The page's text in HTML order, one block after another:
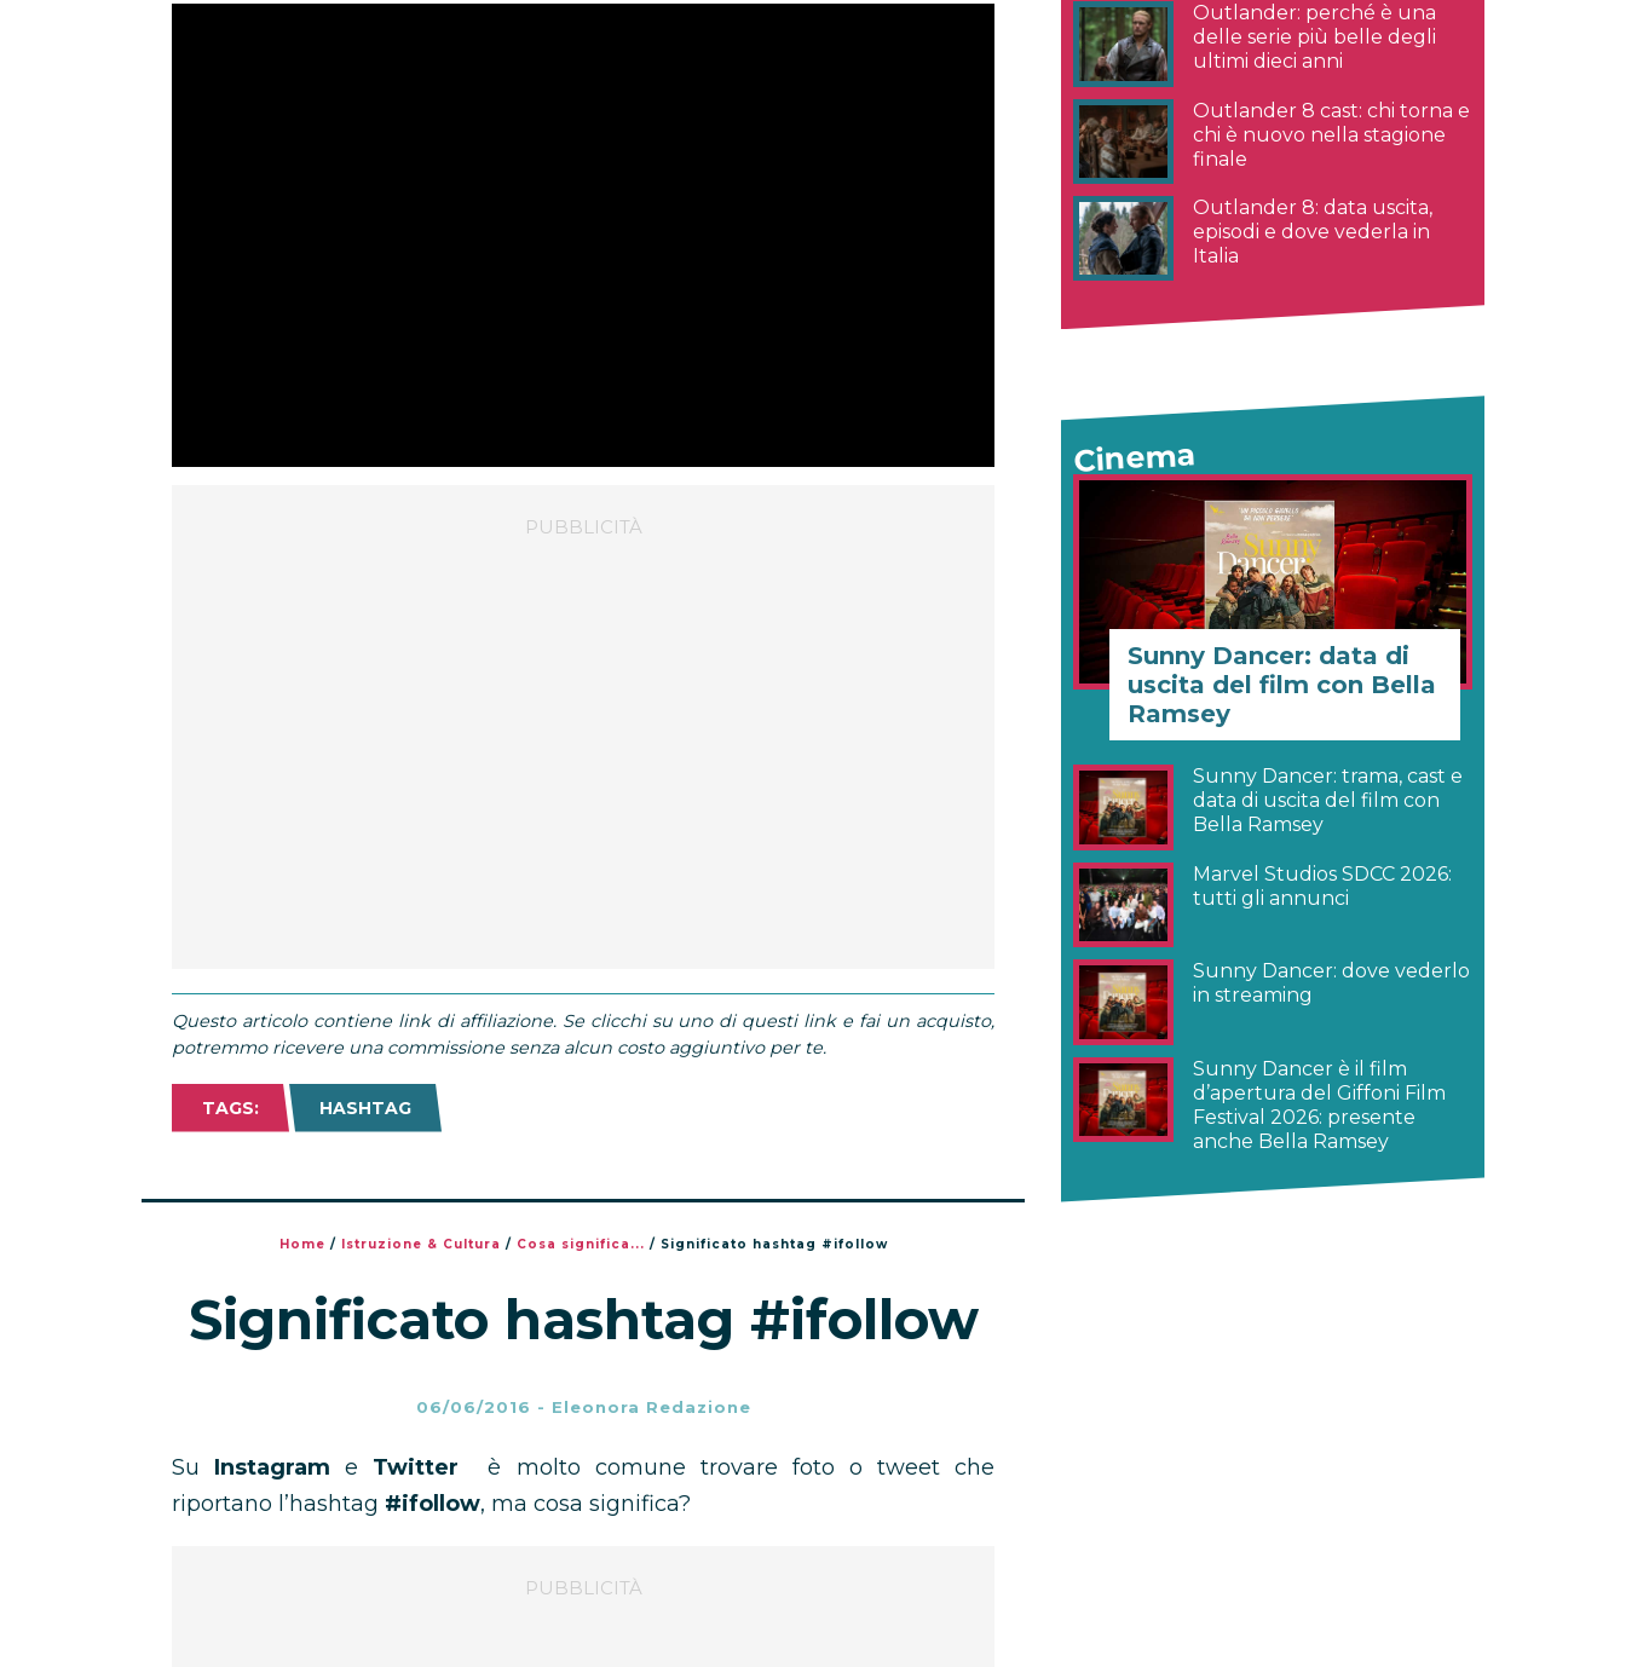
Questo articolo contiene link di affiliazione. Se clicchi su uno di questi link e fai un acquisto,
potremmo ricevere una commissione senza alcun costo aggiuntivo per te.
TAGS: HASHTAG
Home / Istruzione & Cultura / Cosa significa... / Significato hashtag #ifollow
Significato hashtag #ifollow
06/06/2016 - Eleonora Redazione
Su Instagram e Twitter è molto comune trovare foto o tweet che
riportano l’hashtag #ifollow, ma cosa significa?
Outlander: perché è una
delle serie più belle degli
ultimi dieci anni
Outlander 8 cast: chi torna e
chi è nuovo nella stagione
finale
Outlander 8: data uscita,
episodi e dove vederla in
Italia
Cinema
Sunny Dancer: data di
uscita del film con Bella
Ramsey
Sunny Dancer: trama, cast e
data di uscita del film con
Bella Ramsey
Marvel Studios SDCC 2026:
tutti gli annunci
Sunny Dancer: dove vederlo
in streaming
Sunny Dancer è il film
d’apertura del Giffoni Film
Festival 2026: presente
anche Bella Ramsey